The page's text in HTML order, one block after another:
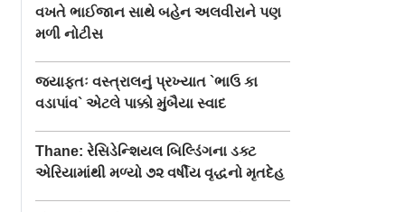
વખતે ભાઈજાન સાથે બહેન અલવીરાને પણ
મળી નોટીસ
જ્યાફતઃ વસ્ત્રાલનું પ્રખ્યાત `ભાઉ કા
વડાપાંવ` એટલે પાક્કો મુંબૈયા સ્વાદ
Thane: રેસિડેન્શિયલ બિલ્ડિંગના ડક્ટ
એરિયામાંથી મળ્યો ૭૨ વર્ષીય વૃદ્ધનો મૃતદેહ